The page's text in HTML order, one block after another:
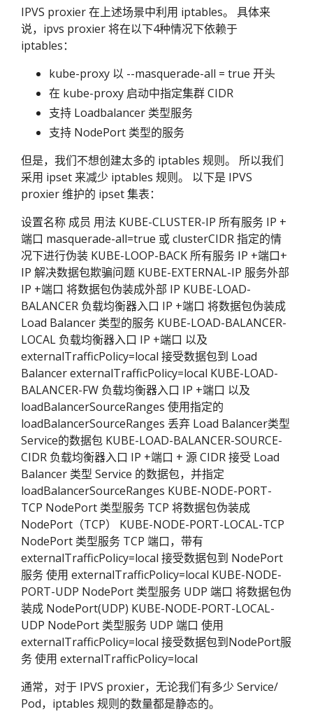
IPVS proxier 在上述场景中利用 iptables。 具体来
说，ipvs proxier 将在以下4种情况下依赖于
iptables：
kube-proxy 以 --masquerade-all = true 开头
在 kube-proxy 启动中指定集群 CIDR
支持 Loadbalancer 类型服务
支持 NodePort 类型的服务
但是，我们不想创建太多的 iptables 规则。 所以我们
采用 ipset 来减少 iptables 规则。 以下是 IPVS
proxier 维护的 ipset 集表：
设置名称 成员 用法 KUBE-CLUSTER-IP 所有服务 IP +
端口 masquerade-all=true 或 clusterCIDR 指定的情
况下进行伪装 KUBE-LOOP-BACK 所有服务 IP +端口+
IP 解决数据包欺骗问题 KUBE-EXTERNAL-IP 服务外部
IP +端口 将数据包伪装成外部 IP KUBE-LOAD-
BALANCER 负载均衡器入口 IP +端口 将数据包伪装成
Load Balancer 类型的服务 KUBE-LOAD-BALANCER-
LOCAL 负载均衡器入口 IP +端口 以及
externalTrafficPolicy=local 接受数据包到 Load
Balancer externalTrafficPolicy=local KUBE-LOAD-
BALANCER-FW 负载均衡器入口 IP +端口 以及
loadBalancerSourceRanges 使用指定的
loadBalancerSourceRanges 丢弃 Load Balancer类型
Service的数据包 KUBE-LOAD-BALANCER-SOURCE-
CIDR 负载均衡器入口 IP +端口 + 源 CIDR 接受 Load
Balancer 类型 Service 的数据包，并指定
loadBalancerSourceRanges KUBE-NODE-PORT-
TCP NodePort 类型服务 TCP 将数据包伪装成
NodePort（TCP） KUBE-NODE-PORT-LOCAL-TCP
NodePort 类型服务 TCP 端口，带有
externalTrafficPolicy=local 接受数据包到 NodePort
服务 使用 externalTrafficPolicy=local KUBE-NODE-
PORT-UDP NodePort 类型服务 UDP 端口 将数据包伪
装成 NodePort(UDP) KUBE-NODE-PORT-LOCAL-
UDP NodePort 类型服务 UDP 端口 使用
externalTrafficPolicy=local 接受数据包到NodePort服
务 使用 externalTrafficPolicy=local
通常，对于 IPVS proxier，无论我们有多少 Service/
Pod，iptables 规则的数量都是静态的。